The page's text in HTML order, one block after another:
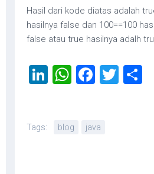
Hasil dari kode diatas adalah
hasilnya false dan 100==100
false atau true hasilnya adalh
LinkedIn
WhatsApp
Tags: blog java